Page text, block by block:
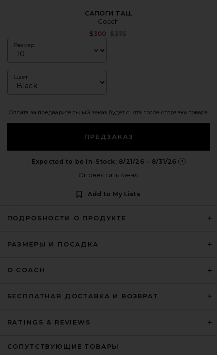
САПОГИ TALL
Coach
$300 Previous price:
$375
Размер
Цвет
Оплата за предварительный заказ будет снята после отправки товара.
ПРЕДЗАКАЗ
Expected to be In-Stock: 8/21/26 - 8/31/26
Оповестить меня
Add to My Lists
ПОДРОБНОСТИ О ПРОДУКТЕ
РАЗМЕРЫ И ПОСАДКА
О COACH
БЕСПЛАТНАЯ ДОСТАВКА И ВОЗВРАТ
RATINGS & REVIEWS
СОПУТСТВУЮЩИЕ ТОВАРЫ